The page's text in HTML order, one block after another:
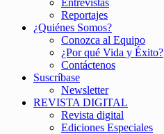
Entrevistas
Reportajes
¿Quiénes Somos?
Conozca al Equipo
¿Por qué Vida y Éxito?
Contáctenos
Suscríbase
Newsletter
REVISTA DIGITAL
Revista digital
Ediciones Especiales